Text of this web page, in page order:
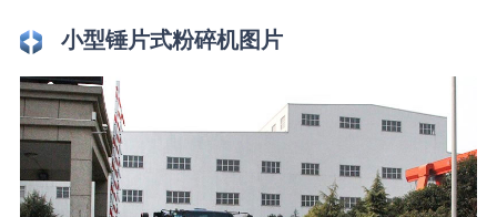
小型锤片式粉碎机图片